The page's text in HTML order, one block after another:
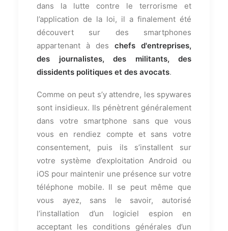
dans la lutte contre le terrorisme et
l’application de la loi, il a finalement été
découvert sur des smartphones
appartenant à des chefs d'entreprises,
des journalistes, des militants, des
dissidents politiques et des avocats.
Comme on peut s’y attendre, les spywares
sont insidieux. Ils pénètrent généralement
dans votre smartphone sans que vous
vous en rendiez compte et sans votre
consentement, puis ils s’installent sur
votre système d’exploitation Android ou
iOS pour maintenir une présence sur votre
téléphone mobile. Il se peut même que
vous ayez, sans le savoir, autorisé
l’installation d’un logiciel espion en
acceptant les conditions générales d’un